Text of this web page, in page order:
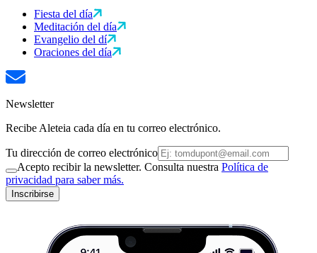
Fiesta del día
Meditación del día
Evangelio del dí
Oraciones del día
Newsletter
Recibe Aleteia cada día en tu correo electrónico.
Tu dirección de correo electrónico
Acepto recibir la newsletter. Consulta nuestra Política de
privacidad para saber más.
Inscribirse